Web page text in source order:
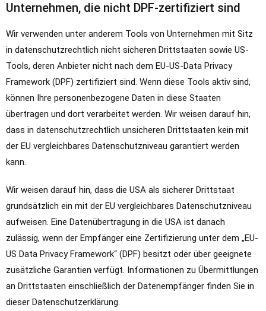
Unternehmen, die nicht DPF-zertifiziert sind
Wir verwenden unter anderem Tools von Unternehmen mit Sitz
in datenschutzrechtlich nicht sicheren Drittstaaten sowie US-
Tools, deren Anbieter nicht nach dem EU-US-Data Privacy
Framework (DPF) zertifiziert sind. Wenn diese Tools aktiv sind,
können Ihre personenbezogene Daten in diese Staaten
übertragen und dort verarbeitet werden. Wir weisen darauf hin,
dass in datenschutzrechtlich unsicheren Drittstaaten kein mit
der EU vergleichbares Datenschutzniveau garantiert werden
kann.
Wir weisen darauf hin, dass die USA als sicherer Drittstaat
grundsätzlich ein mit der EU vergleichbares Datenschutzniveau
aufweisen. Eine Datenübertragung in die USA ist danach
zulässig, wenn der Empfänger eine Zertifizierung unter dem „EU-
US Data Privacy Framework“ (DPF) besitzt oder über geeignete
zusätzliche Garantien verfügt. Informationen zu Übermittlungen
an Drittstaaten einschließlich der Datenempfänger finden Sie in
dieser Datenschutzerklärung.